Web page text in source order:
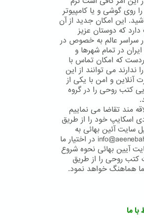
روی گوشی و یا کامپیوتر
این امکان جدید از آن
که دوستان عزیز
سراسر عالم به خصوص در
در تمام شهرها و
که امکان تماس با
ندارند می توانند از این
آنلاین و امن با یکی از
کتب روحی را در گروه
مند تقاضا می نماییم
اسکایپ خود را از طریق
سایت آئین بهائی به
آدرس info@aeenebahai.org در اختیار ما
آیین بهائی نحوه شروع
کتب روحی را از طریق
هماهنگ خواهد نمود.
با ما